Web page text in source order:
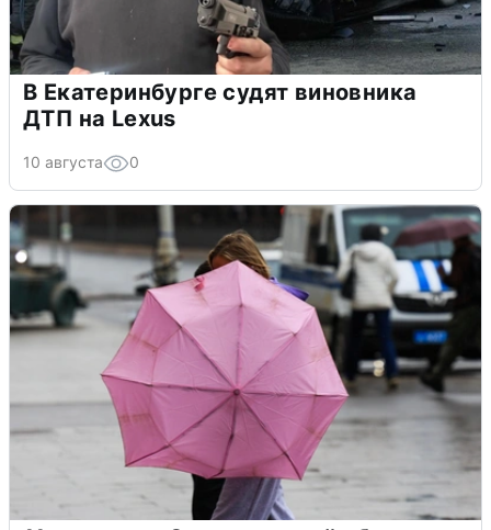
В Екатеринбурге судят виновника
ДТП на Lexus
10 августа 0